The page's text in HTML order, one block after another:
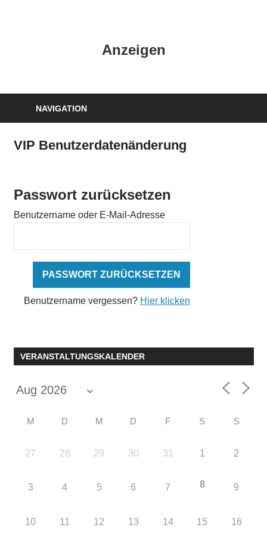
Anzeigen
NAVIGATION
VIP Benutzerdatenänderung
Passwort zurücksetzen
Benutzername oder E-Mail-Adresse
Benutzername vergessen? Hier klicken
VERANSTALTUNGSKALENDER
M D M D F S S
27 28 29 30 31 1 2
3 4 5 6 7 8 9
10 11 12 13 14 15 16